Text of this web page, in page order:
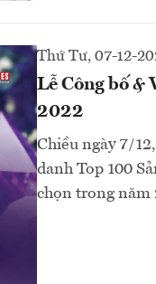
Thứ Tư, 07-12-
Lễ Công bố &
2022
Chiều ngày 7/
danh Top 100
chọn trong năm